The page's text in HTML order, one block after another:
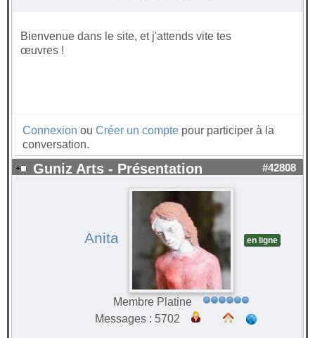
Bienvenue dans le site, et j'attends vite tes
œuvres !
Connexion ou Créer un compte pour participer à la
conversation.
Guniz Arts - Présentation #42808
Anita en ligne
Membre Platine
Messages : 5702